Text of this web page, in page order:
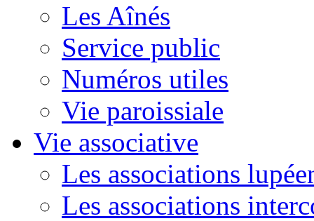
Les Aînés
Service public
Numéros utiles
Vie paroissiale
Vie associative
Les associations
Les associations